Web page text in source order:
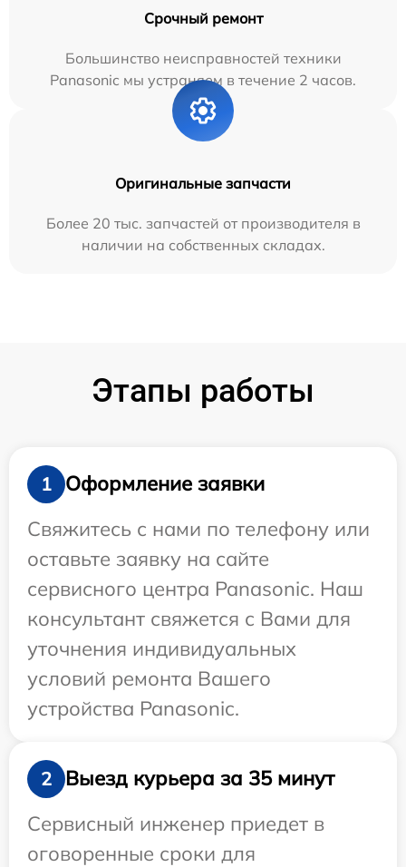
Срочный ремонт
Большинство неисправностей техники
Panasonic мы устраняем в течение 2 часов.
Оригинальные запчасти
Более 20 тыс. запчастей от производителя в
наличии на собственных складах.
Этапы работы
1
Оформление заявки
Свяжитесь с нами по телефону или
оставьте заявку на сайте
сервисного центра Panasonic. Наш
консультант свяжется с Вами для
уточнения индивидуальных
условий ремонта Вашего
устройства Panasonic.
2
Выезд курьера за 35 минут
Сервисный инженер приедет в
оговоренные сроки для